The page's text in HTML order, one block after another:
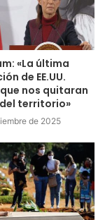
«La última
de EE.UU.
nos quitaran
territorio»
de 2025